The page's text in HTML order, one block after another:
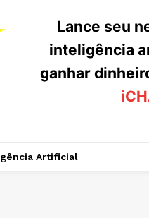
Lance seu
inteligência
ganhar
Artificial